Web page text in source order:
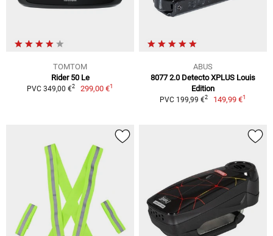
TOMTOM
Rider 50 Le
PVC 349,00 €2 299,00 €1
ABUS
8077 2.0 Detecto XPLUS Louis
Edition
PVC 199,99 €2 149,99 €1